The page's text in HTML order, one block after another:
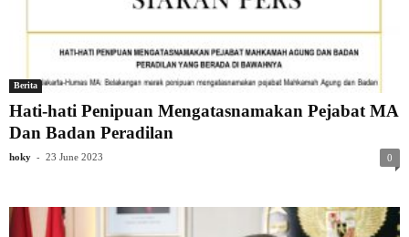
Berita
Hati-hati Penipuan Mengatasnamakan Pejabat MA
Dan Badan Peradilan
hoky - 23 June 2023 0